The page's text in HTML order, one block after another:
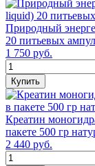
Природный
20 питьевых
1 750 руб.
Купить
Креатин
пакете 500 гр
2 440 руб.